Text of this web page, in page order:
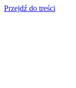
Przejdź do treści